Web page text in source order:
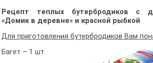
Рецепт теплых бутербродиков с
«Домик в деревне» и красной рыбкой
Для приготовления бутербродиков Вам
Багет – 1 шт.